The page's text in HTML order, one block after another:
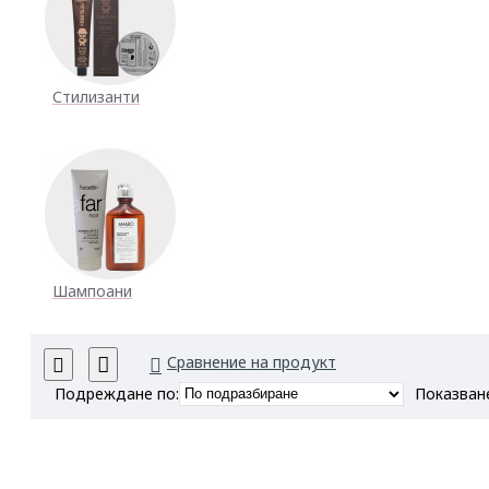
Стилизанти
Шампоани
Сравнение на продукт
Подреждане по: